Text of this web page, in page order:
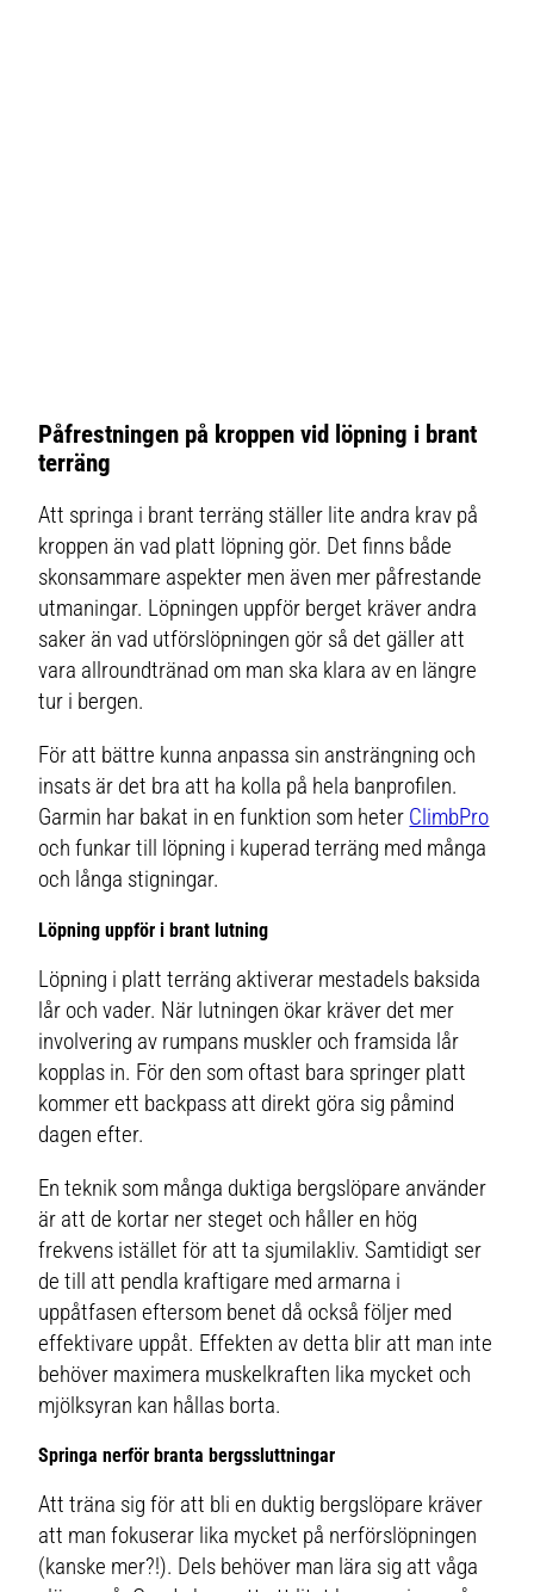
Påfrestningen på kroppen vid löpning i brant
terräng
Att springa i brant terräng ställer lite andra krav på
kroppen än vad platt löpning gör. Det finns både
skonsammare aspekter men även mer påfrestande
utmaningar. Löpningen uppför berget kräver andra
saker än vad utförslöpningen gör så det gäller att
vara allroundtränad om man ska klara av en längre
tur i bergen.
För att bättre kunna anpassa sin ansträngning och
insats är det bra att ha kolla på hela banprofilen.
Garmin har bakat in en funktion som heter ClimbPro
och funkar till löpning i kuperad terräng med många
och långa stigningar.
Löpning uppför i brant lutning
Löpning i platt terräng aktiverar mestadels baksida
lår och vader. När lutningen ökar kräver det mer
involvering av rumpans muskler och framsida lår
kopplas in. För den som oftast bara springer platt
kommer ett backpass att direkt göra sig påmind
dagen efter.
En teknik som många duktiga bergslöpare använder
är att de kortar ner steget och håller en hög
frekvens istället för att ta sjumilakliv. Samtidigt ser
de till att pendla kraftigare med armarna i
uppåtfasen eftersom benet då också följer med
effektivare uppåt. Effekten av detta blir att man inte
behöver maximera muskelkraften lika mycket och
mjölksyran kan hållas borta.
Springa nerför branta bergssluttningar
Att träna sig för att bli en duktig bergslöpare kräver
att man fokuserar lika mycket på nerförslöpningen
(kanske mer?!). Dels behöver man lära sig att våga